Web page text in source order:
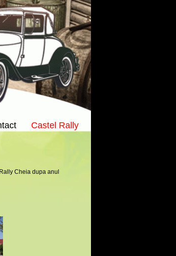
Castel Rally
Cheia dupa anul